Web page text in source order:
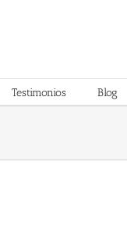
Testimonios Blog